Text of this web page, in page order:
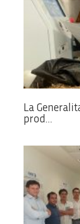
La
prod...